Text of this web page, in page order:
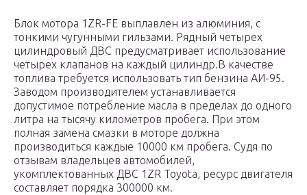
Блок мотора 1ZR-FE выплавлен из алюминия, с
тонкими чугунными гильзами. Рядный четырех
цилиндровый ДВС предусматривает использование
четырех клапанов на каждый цилиндр.В качестве
топлива требуется использовать тип бензина АИ-95.
Заводом производителем устанавливается
допустимое потребление масла в пределах до одного
литра на тысячу километров пробега. При этом
полная замена смазки в моторе должна
производиться каждые 10000 км пробега. Судя по
отзывам владельцев автомобилей,
укомплектованных ДВС 1ZR Toyota, ресурс двигателя
составляет порядка 300000 км.